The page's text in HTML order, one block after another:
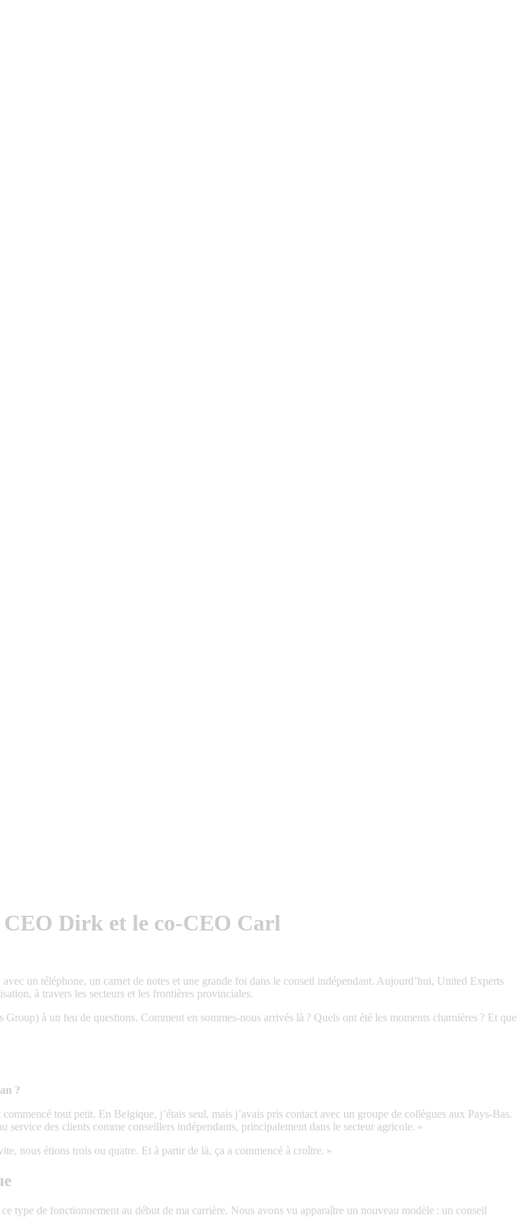
CEO Dirk et le co-CEO Carl
un téléphone, un carnet de notes et une grande foi dans le conseil indépendant. Aujourd’hui, United Experts
à travers les secteurs et les frontières provinciales.
à un feu de questions. Comment en sommes-nous arrivés là ? Quels ont été les moments charnières ? Et que
?
tout petit. En Belgique, j’étais seul, mais j’avais pris contact avec un groupe de collègues aux Pays-Bas.
des clients comme conseillers indépendants, principalement dans le secteur agricole. »
nous étions trois ou quatre. Et à partir de là, ça a commencé à croître. »
type de fonctionnement au début de ma carrière. Nous avons vu apparaître un nouveau modèle : un conseil